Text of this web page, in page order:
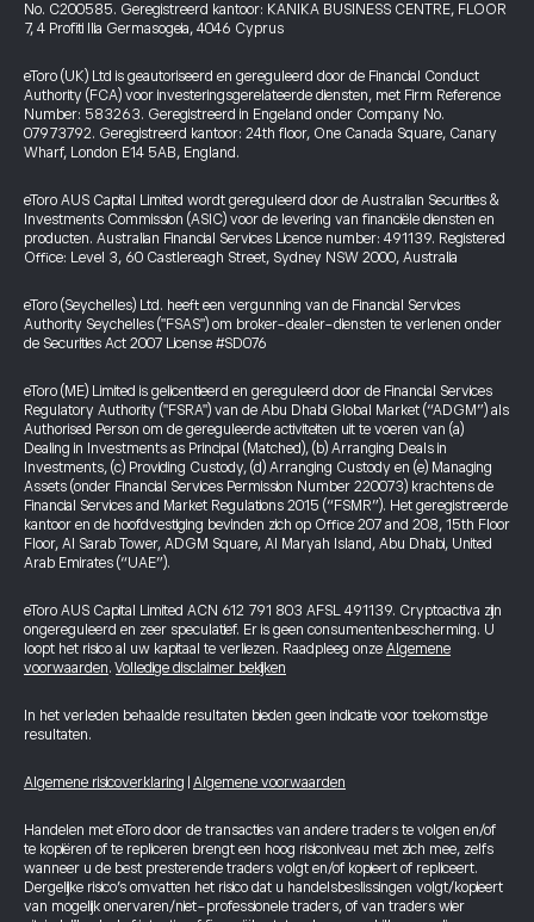
No. C200585. Geregistreerd kantoor: KANIKA BUSINESS CENTRE, FLOOR
7, 4 Profiti Ilia Germasogeia, 4046 Cyprus
eToro (UK) Ltd is geautoriseerd en gereguleerd door de Financial Conduct
Authority (FCA) voor investeringsgerelateerde diensten, met Firm Reference
Number: 583263. Geregistreerd in Engeland onder Company No.
07973792. Geregistreerd kantoor: 24th floor, One Canada Square, Canary
Wharf, London E14 5AB, England.
eToro AUS Capital Limited wordt gereguleerd door de Australian Securities &
Investments Commission (ASIC) voor de levering van financiële diensten en
producten. Australian Financial Services Licence number: 491139. Registered
Office: Level 3, 60 Castlereagh Street, Sydney NSW 2000, Australia
eToro (Seychelles) Ltd. heeft een vergunning van de Financial Services
Authority Seychelles ("FSAS") om broker-dealer-diensten te verlenen onder
de Securities Act 2007 License #SD076
eToro (ME) Limited is gelicentieerd en gereguleerd door de Financial Services
Regulatory Authority ("FSRA") van de Abu Dhabi Global Market (“ADGM”) als
Authorised Person om de gereguleerde activiteiten uit te voeren van (a)
Dealing in Investments as Principal (Matched), (b) Arranging Deals in
Investments, (c) Providing Custody, (d) Arranging Custody en (e) Managing
Assets (onder Financial Services Permission Number 220073) krachtens de
Financial Services and Market Regulations 2015 (“FSMR”). Het geregistreerde
kantoor en de hoofdvestiging bevinden zich op Office 207 and 208, 15th Floor
Floor, Al Sarab Tower, ADGM Square, Al Maryah Island, Abu Dhabi, United
Arab Emirates (“UAE”).
eToro AUS Capital Limited ACN 612 791 803 AFSL 491139. Cryptoactiva zijn
ongereguleerd en zeer speculatief. Er is geen consumentenbescherming. U
loopt het risico al uw kapitaal te verliezen. Raadpleeg onze Algemene
voorwaarden.Volledige disclaimer bekijken
In het verleden behaalde resultaten bieden geen indicatie voor toekomstige
resultaten.
Algemene risicoverklaring Algemene voorwaarden
Handelen met eToro door de transacties van andere traders te volgen en/of
te kopiëren of te repliceren brengt een hoog risiconiveau met zich mee, zelfs
wanneer u de best presterende traders volgt en/of kopieert of repliceert.
Dergelijke risico’s omvatten het risico dat u handelsbeslissingen volgt/kopieert
van mogelijk onervaren/niet-professionele traders, of van traders wier